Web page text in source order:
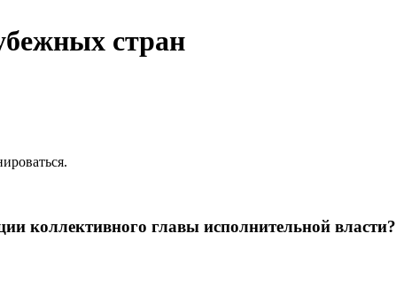
стран
коллективного главы исполнительной власти?